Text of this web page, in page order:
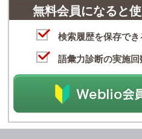
無料会員になると
検索履歴を保存でき
語彙力診断の実施回